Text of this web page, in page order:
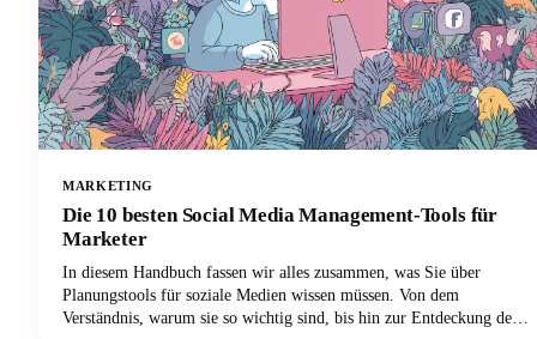
MARKETING
Die 10 besten Social Media Management-Tools für
Marketer
In diesem Handbuch fassen wir alles zusammen, was Sie über
Planungstools für soziale Medien wissen müssen. Von dem
Verständnis, warum sie so wichtig sind, bis hin zur Entdeckung der